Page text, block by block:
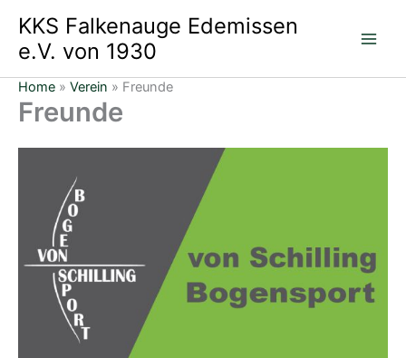
Inhalt
springen
KKS Falkenauge Edemissen
e.V. von 1930
Home » Verein » Freunde
Freunde